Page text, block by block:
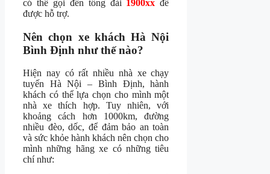
có thể gọi đến tổng đài 1900xx để
được hỗ trợ.
Nên chọn xe khách Hà Nội
Bình Định như thế nào?
Hiện nay có rất nhiều nhà xe chạy
tuyến Hà Nội – Bình Định, hành
khách có thể lựa chọn cho mình một
nhà xe thích hợp. Tuy nhiên, với
khoảng cách hơn 1000km, đường
nhiều đèo, dốc, để đảm bảo an toàn
và sức khỏe hành khách nên chọn cho
mình những hãng xe có những tiêu
chí như: